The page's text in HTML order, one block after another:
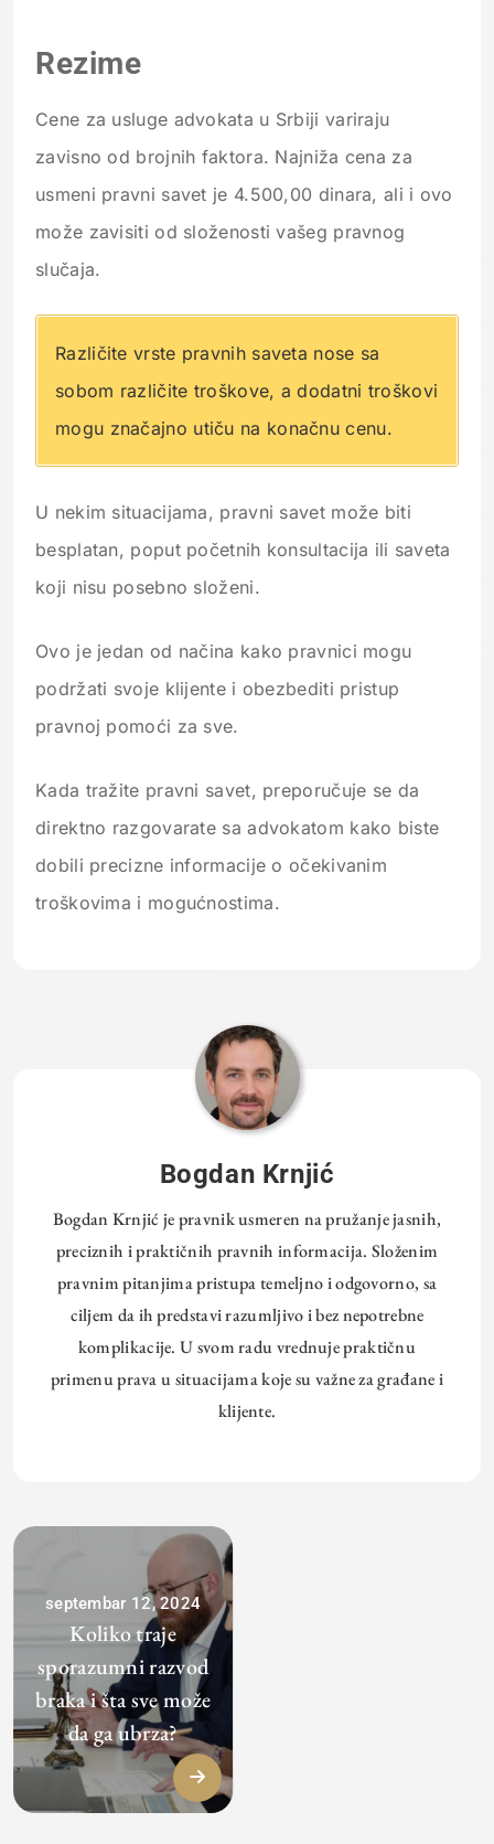
Rezime
Cene za usluge advokata u Srbiji variraju
zavisno od brojnih faktora. Najniža cena za
usmeni pravni savet je 4.500,00 dinara, ali i ovo
može zavisiti od složenosti vašeg pravnog
slučaja.
Različite vrste pravnih saveta nose sa
sobom različite troškove, a dodatni troškovi
mogu značajno utiču na konačnu cenu.
U nekim situacijama, pravni savet može biti
besplatan, poput početnih konsultacija ili saveta
koji nisu posebno složeni.
Ovo je jedan od načina kako pravnici mogu
podržati svoje klijente i obezbediti pristup
pravnoj pomoći za sve.
Kada tražite pravni savet, preporučuje se da
direktno razgovarate sa advokatom kako biste
dobili precizne informacije o očekivanim
troškovima i mogućnostima.
Bogdan Krnjić
Bogdan Krnjić je pravnik usmeren na pružanje jasnih,
preciznih i praktičnih pravnih informacija. Složenim
pravnim pitanjima pristupa temeljno i odgovorno, sa
ciljem da ih predstavi razumljivo i bez nepotrebne
komplikacije. U svom radu vrednuje praktičnu
primenu prava u situacijama koje su važne za građane i
klijente.
septembar 12, 2024
Koliko traje
sporazumni razvod
braka i šta sve može
da ga ubrza?